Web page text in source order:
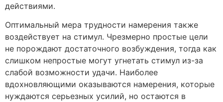
действиями.
Оптимальный мера трудности намерения также
воздействует на стимул. Чрезмерно простые цели
не порождают достаточного возбуждения, тогда как
слишком непростые могут угнетать стимул из-за
слабой возможности удачи. Наиболее
вдохновляющими оказываются намерения, которые
нуждаются серьезных усилий, но остаются в